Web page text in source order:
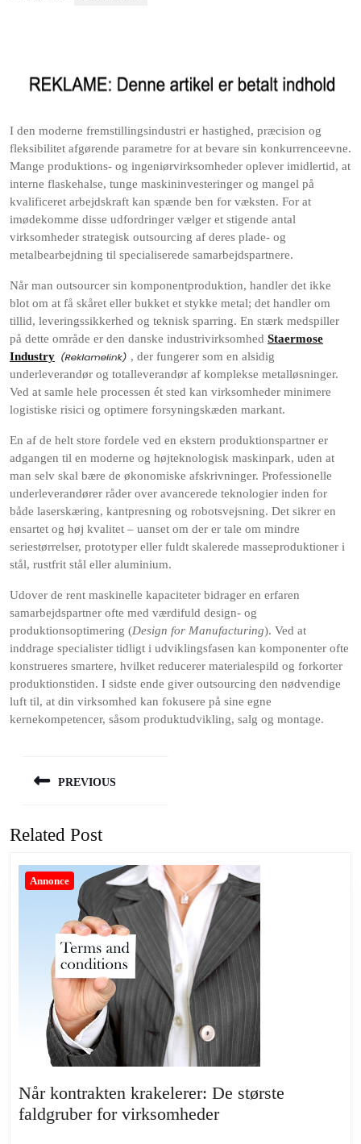
I den moderne fremstillingsindustri er hastighed, præcision og
fleksibilitet afgørende parametre for at bevare sin konkurrenceevne.
Mange produktions- og ingeniørvirksomheder oplever imidlertid, at
interne flaskehalse, tunge maskininvesteringer og mangel på
kvalificeret arbejdskraft kan spænde ben for væksten. For at
imødekomme disse udfordringer vælger et stigende antal
virksomheder strategisk outsourcing af deres plade- og
metalbearbejdning til specialiserede samarbejdspartnere.
Når man outsourcer sin komponentproduktion, handler det ikke
blot om at få skåret eller bukket et stykke metal; det handler om
tillid, leveringssikkerhed og teknisk sparring. En stærk medspiller
på dette område er den danske industrivirksomhed Staermose
Industry
, der fungerer som en alsidig
underleverandør og totalleverandør af komplekse metalløsninger.
Ved at samle hele processen ét sted kan virksomheder minimere
logistiske risici og optimere forsyningskæden markant.
En af de helt store fordele ved en ekstern produktionspartner er
adgangen til en moderne og højteknologisk maskinpark, uden at
man selv skal bære de økonomiske afskrivninger. Professionelle
underleverandører råder over avancerede teknologier inden for
både laserskæring, kantpresning og robotsvejsning. Det sikrer en
ensartet og høj kvalitet – uanset om der er tale om mindre
seriestørrelser, prototyper eller fuldt skalerede masseproduktioner i
stål, rustfrit stål eller aluminium.
Udover de rent maskinelle kapaciteter bidrager en erfaren
samarbejdspartner ofte med værdifuld design- og
produktionsoptimering (Design for Manufacturing). Ved at
inddrage specialister tidligt i udviklingsfasen kan komponenter ofte
konstrueres smartere, hvilket reducerer materialespild og forkorter
produktionstiden. I sidste ende giver outsourcing den nødvendige
luft til, at din virksomhed kan fokusere på sine egne
kernekompetencer, såsom produktudvikling, salg og montage.
PREVIOUS
post:
Related Post
Annonce
Når kontrakten krakelerer: De største
faldgruber for virksomhederNår